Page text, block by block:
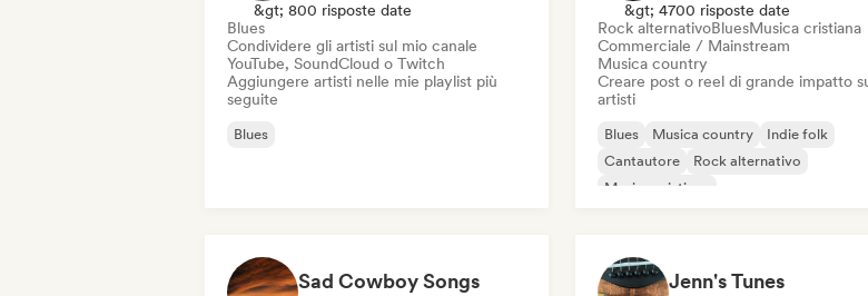
&gt; 800 risposte date
Blues
Condividere gli artisti sul mio canale
YouTube, SoundCloud o Twitch
Aggiungere artisti nelle mie playlist più
seguite
Blues
&gt; 4700 risposte date
Rock alternativoBluesMusica cristiana
Commerciale / Mainstream
Musica country
Creare post o reel di grande impatto
artisti
Blues Musica country
Indie folk
Cantautore
Rock alternativo
Musica cristiana
Sad Cowboy Songs Jenn's Tunes